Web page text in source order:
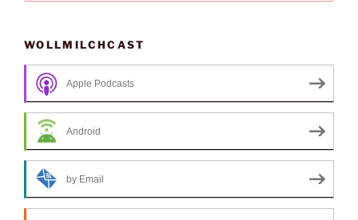
WOLLMILCHCAST
Apple Podcasts
Android
by Email